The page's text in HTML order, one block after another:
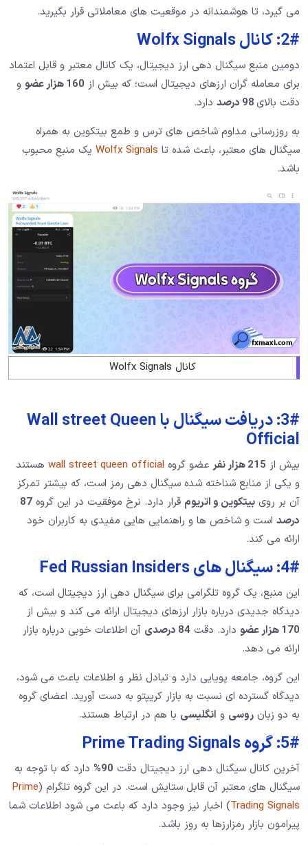
می گیرد، تا هوشمندانه در موقعیت های معاملاتی قرار بگیرید.
2#: کانال Wolfx Signals
دومین منبع سیگنال دهی ارز دیجیتال، یک کانال معتبر و قابل اعتماد
برای معامله گران ارزهای دیجیتال است؛ که بیش از 160 هزار عضو
و
دقت بالای
دارد.
به روزرسانی مداوم شاخص های ترس و طمع بیتکوین به همراه
سیگنال های معتبر، باعث شده تا Wolfx Signals یک منبع محبوب
باشد.
کانال Wolfx Signals
3#: دریافت سیگنال با Wall street Queen
Official
بیش از 215 هزار نفر عضو گروه wall street queen official هستند
و یکی از منابع شناخته شده سیگنال دهی رمز است، که بیشتر تمرکز
آن بر روی بیتکوین و اتریوم قرار دارد. نرخ موفقیت در این گروه 87
درصد است و شاخص ها و راهنمایی هایی مفیدی به کاربران خود
ارائه می کند.
4#: سیگنال های Fed Russian Insiders
این منبع، یک گروه تلگرامی برای سیگنال دهی ارز دیجیتال است، که
دیدگاه جدیدی درباره بازار ارزهای دیجیتال ارائه می کند و بیش از
170 هزار عضو
دارد. دقت 84 درصدی
آن اطلاعات خوبی درباره بازار
ارائه می دهد.
این گروه، جامعه پویایی دارد و تبادل نظر و اطلاعات باعث می شود،
دیدگاه گسترده ای نسبت به بازار کریپتو به دست آورید. اعضای گروه
به دو زبان روسی و انگلیسی با هم در ارتباط هستند.
5#: گروه Prime Trading Signals
آخرین کانال سیگنال دهی ارز دیجیتال دقت 90%
دارد که با توجه به
سیگنال های معتبر آن قابل ستایش است. در این گروه تلگرام (Prime
Trading Signals) اخبار نیز وجود دارد که باعث می شود اطلاعات شما
پیرامون بازار رمزارزها به روز باشد.